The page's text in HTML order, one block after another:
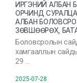
ИРГЭНИЙ АЛБАН
ОРЧИНД
АЛБАН
ЗӨВШӨӨРӨХ,
Боловсролын
хамгааллын
29 …
2025-07-28